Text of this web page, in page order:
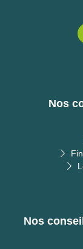
Nos
Nos